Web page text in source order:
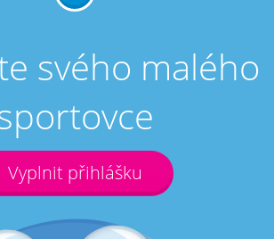
svého malého
Vyplnit přihlášku